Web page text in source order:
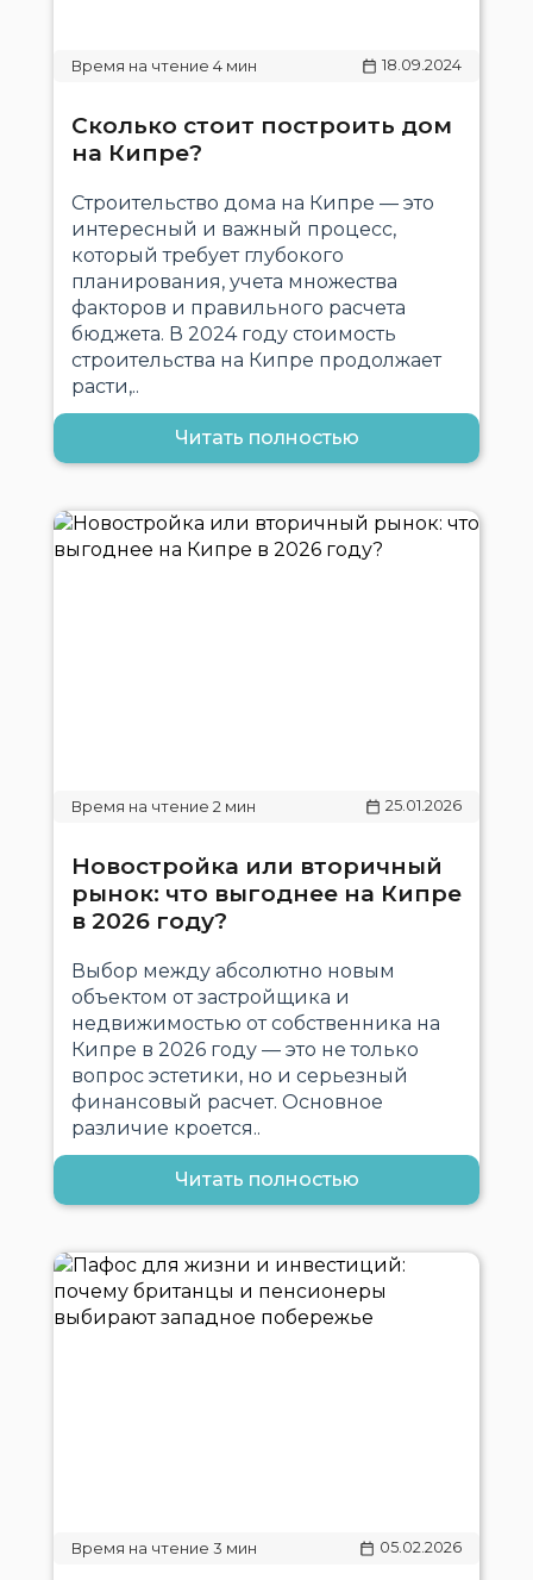
18.09.2024
Сколько стоит построить дом
на Кипре?
Строительство дома на Кипре — это
интересный и важный процесс,
который требует глубокого
планирования, учета множества
факторов и правильного расчета
бюджета. В 2024 году стоимость
строительства на Кипре продолжает
расти,..
Читать полностью
25.01.2026
Новостройка или вторичный
рынок: что выгоднее на Кипре
в 2026 году?
Выбор между абсолютно новым
объектом от застройщика и
недвижимостью от собственника на
Кипре в 2026 году — это не только
вопрос эстетики, но и серьезный
финансовый расчет. Основное
различие кроется..
Читать полностью
05.02.2026